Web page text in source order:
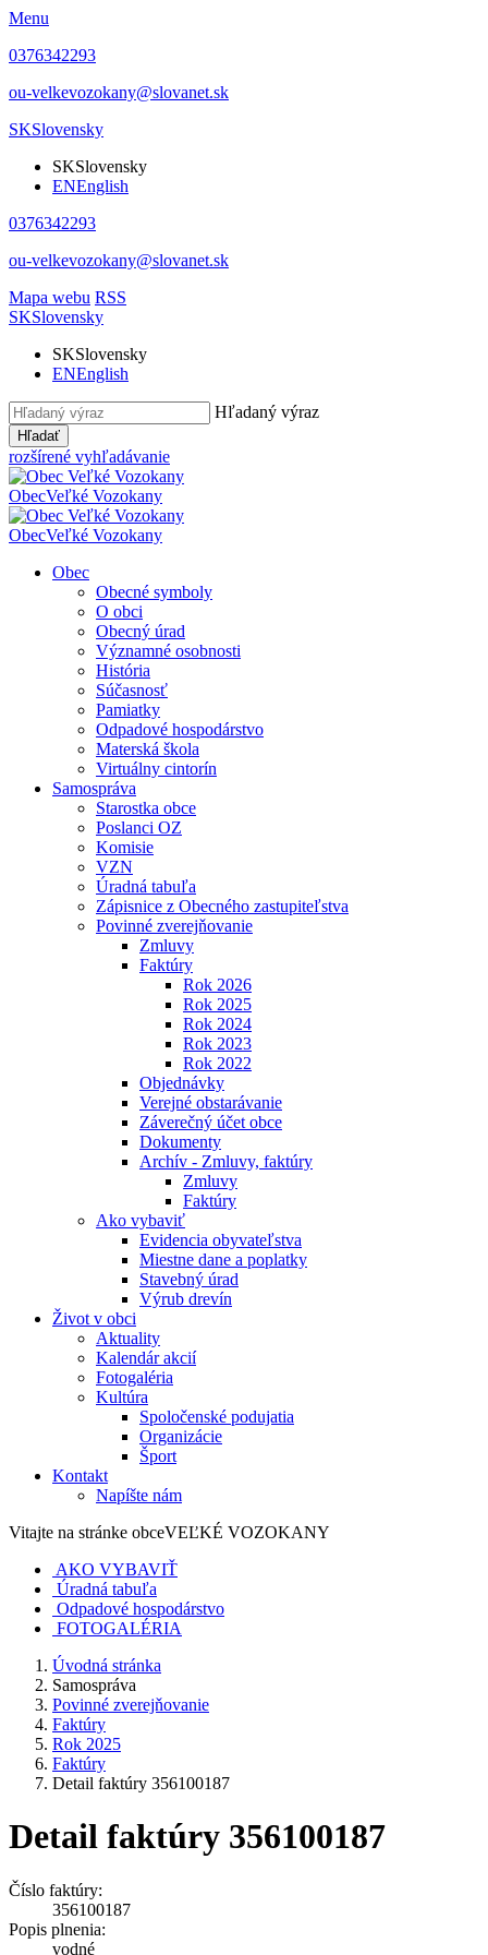
Menu
0376342293
ou-velkevozokany@slovanet.sk
SKSlovensky
SKSlovensky
ENEnglish
0376342293
ou-velkevozokany@slovanet.sk
Mapa webu RSS
SKSlovensky
SKSlovensky
ENEnglish
Hľadaný výraz
Hľadať
rozšírené vyhľadávanie
ObecVeľké Vozokany
ObecVeľké Vozokany
Obec
Obecné symboly
O obci
Obecný úrad
Významné osobnosti
História
Súčasnosť
Pamiatky
Odpadové hospodárstvo
Materská škola
Virtuálny cintorín
Samospráva
Starostka obce
Poslanci OZ
Komisie
VZN
Úradná tabuľa
Zápisnice z Obecného zastupiteľstva
Povinné zverejňovanie
Zmluvy
Faktúry
Rok 2026
Rok 2025
Rok 2024
Rok 2023
Rok 2022
Objednávky
Verejné obstarávanie
Záverečný účet obce
Dokumenty
Archív - Zmluvy, faktúry
Zmluvy
Faktúry
Ako vybaviť
Evidencia obyvateľstva
Miestne dane a poplatky
Stavebný úrad
Výrub drevín
Život v obci
Aktuality
Kalendár akcií
Fotogaléria
Kultúra
Spoločenské podujatia
Organizácie
Šport
Kontakt
Napíšte nám
Vitajte na stránke obceVEĽKÉ VOZOKANY
AKO VYBAVIŤ
Úradná tabuľa
Odpadové hospodárstvo
FOTOGALÉRIA
Úvodná stránka
Samospráva
Povinné zverejňovanie
Faktúry
Rok 2025
Faktúry
Detail faktúry 356100187
Detail faktúry 356100187
Číslo faktúry:
356100187
Popis plnenia:
vodné